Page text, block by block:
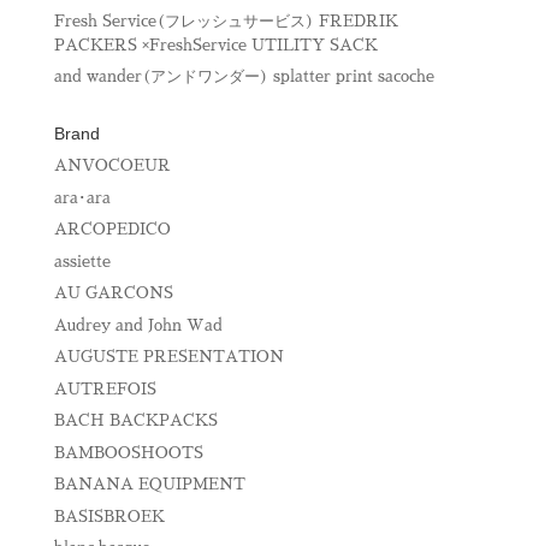
Fresh Service(フレッシュサービス) FREDRIK
PACKERS ×FreshService UTILITY SACK
and wander(アンドワンダー) splatter print sacoche
Brand
ANVOCOEUR
ara･ara
ARCOPEDICO
assiette
AU GARCONS
Audrey and John Wad
AUGUSTE PRESENTATION
AUTREFOIS
BACH BACKPACKS
BAMBOOSHOOTS
BANANA EQUIPMENT
BASISBROEK